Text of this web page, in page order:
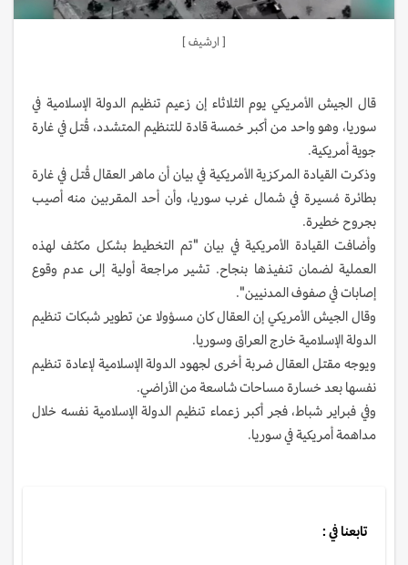
[ ارشيف ]
قال الجيش الأمريكي يوم الثلاثاء إن زعيم تنظيم الدولة الإسلامية في
سوريا، وهو واحد من أكبر خمسة قادة للتنظيم المتشدد، قُتل في غارة
جوية أمريكية.
وذكرت القيادة المركزية الأمريكية في بيان أن ماهر العقال قُتل في غارة
بطائرة مُسيرة في شمال غرب سوريا، وأن أحد المقربين منه أصيب
بجروح خطيرة.
وأضافت القيادة الأمريكية في بيان "تم التخطيط بشكل مكثف لهذه
العملية لضمان تنفيذها بنجاح. تشير مراجعة أولية إلى عدم وقوع
إصابات في صفوف المدنيين".
وقال الجيش الأمريكي إن العقال كان مسؤولا عن تطوير شبكات تنظيم
الدولة الإسلامية خارج العراق وسوريا.
ويوجه مقتل العقال ضربة أخرى لجهود الدولة الإسلامية لإعادة تنظيم
نفسها بعد خسارة مساحات شاسعة من الأراضي.
وفي فبراير شباط، فجر أكبر زعماء تنظيم الدولة الإسلامية نفسه خلال
مداهمة أمريكية في سوريا.
تابعنا في :